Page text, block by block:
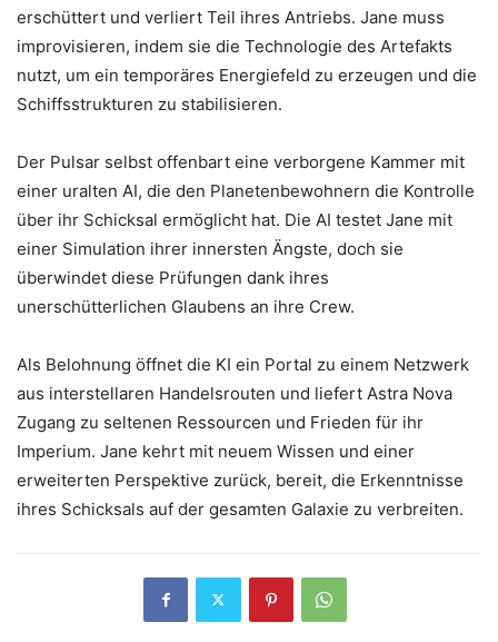
erschüttert und verliert Teil ihres Antriebs. Jane muss
improvisieren, indem sie die Technologie des Artefakts
nutzt, um ein temporäres Energiefeld zu erzeugen und die
Schiffsstrukturen zu stabilisieren.
Der Pulsar selbst offenbart eine verborgene Kammer mit
einer uralten AI, die den Planetenbewohnern die Kontrolle
über ihr Schicksal ermöglicht hat. Die AI testet Jane mit
einer Simulation ihrer innersten Ängste, doch sie
überwindet diese Prüfungen dank ihres
unerschütterlichen Glaubens an ihre Crew.
Als Belohnung öffnet die KI ein Portal zu einem Netzwerk
aus interstellaren Handelsrouten und liefert Astra Nova
Zugang zu seltenen Ressourcen und Frieden für ihr
Imperium. Jane kehrt mit neuem Wissen und einer
erweiterten Perspektive zurück, bereit, die Erkenntnisse
ihres Schicksals auf der gesamten Galaxie zu verbreiten.